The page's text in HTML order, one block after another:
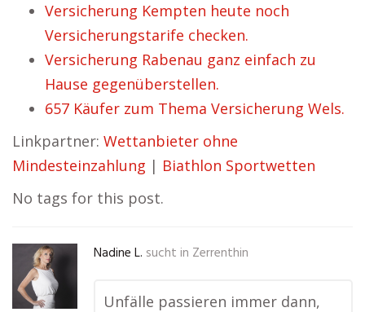
Versicherung Kempten heute noch
Versicherungstarife checken.
Versicherung Rabenau ganz einfach zu
Hause gegenüberstellen.
657 Käufer zum Thema Versicherung Wels.
Linkpartner: Wettanbieter ohne
Mindesteinzahlung | Biathlon Sportwetten
No tags for this post.
Nadine L. sucht in Zerrenthin
Unfälle passieren immer dann,